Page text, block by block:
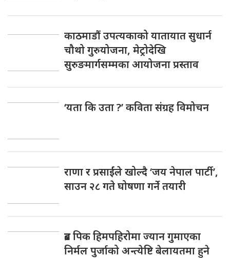
काठमाडौं उपत्यकाको यातायात सुधार्न
चौथो गुरुयोजना, मेट्रोदेखि
सुरुङमार्गसम्मका आयोजना प्रस्ताव
‘यता कि उता ?’ कविता संग्रह विमोचन
राणा र प्रसाईंले खोल्दै ‘जय नेपाल पार्टी’,
साउन २८ गते घोषणा गर्ने तयारी
ब्रड पिक हिमपहिरोमा ज्यान गुमाएका
निर्मल पुर्जाको अन्त्येष्टि बेलायतमा हुने